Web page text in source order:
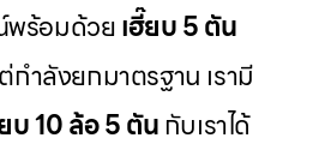
พร้อมด้วยเฮี๊ยบ 5 ตัน
ำลังยกมาตรฐาน เรามี
บ 10 ล้อ 5 ตันกับเราได้